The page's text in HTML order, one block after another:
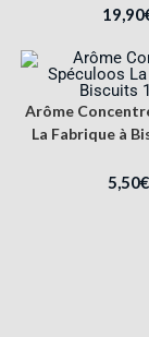
19,90
Arôme
La Fabrique à
5,50€